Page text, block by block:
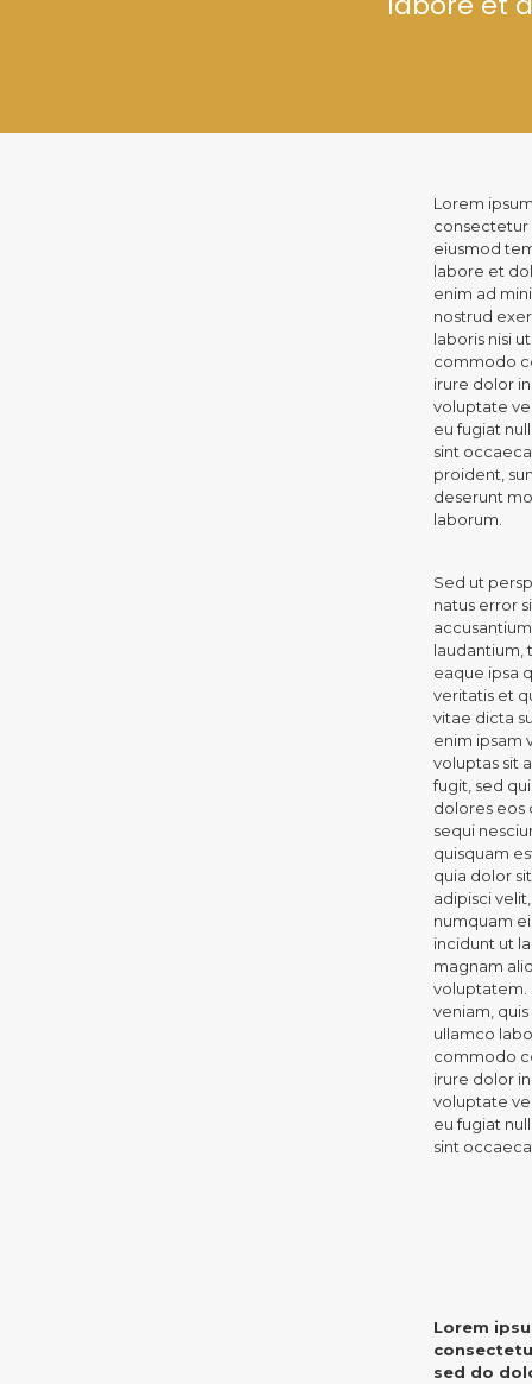
Lorem
consectetur
eiusmod
labore et
enim ad
nostrud
laboris nisi
commodo
irure dolor
voluptate
eu fugiat
sint
proident,
deserunt
laborum.
Sed ut
natus error
laudantium,
eaque ipsa
veritatis et
vitae dicta
enim ipsam
voluptas sit
fugit, sed
dolores eos
sequi
quisquam
quia dolor
adipisci
numquam
incidunt ut
magnam
voluptatem.
veniam,
ullamco
commodo
irure dolor
voluptate
eu fugiat
sint
Lorem
sed do